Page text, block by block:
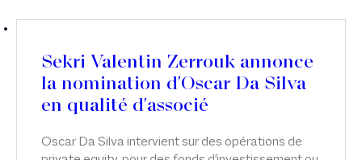
Oscar Da Silva intervient sur des opérations de
Sekri Valentin Zerrouk annonce
la nomination d'Oscar Da Silva
en qualité d'associé